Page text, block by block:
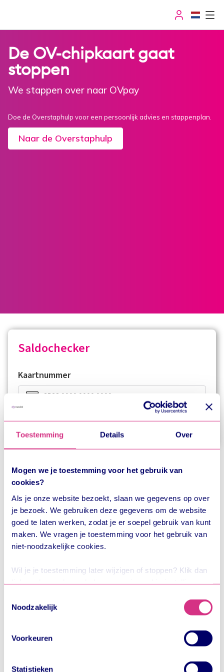
Toestemming Details Over
Mogen we je toestemming voor het gebruik van
cookies?
Als je onze website bezoekt, slaan we gegevens op over
je bezoek. We gebruiken deze gegevens om de website
goed te laten werken, zodat je er soepel gebruik van kunt
maken. We vragen je toestemming voor het gebruik van
niet-noodzakelijke cookies.
Wil je je toestemming later wijzigen of stoppen? Klik dan
chipkaart en OVpay. In onze
lees je
hoe we omgaan met je persoonlijke gegevens. Hier lees
je ook meer over wie we zijn en hoe je contact kunt
opnemen.
Noodzakelijk
Voorkeuren
Statistieken
OV-chipkaart
Servicepuntenzoeker
Saldo
Service & contact
User Menu
De OV-chipkaart gaat
stoppen
We stappen over naar OVpay
Doe de Overstaphulp voor een persoonlijk advies en stappenplan.
Naar de Overstaphulp
Saldochecker
Kaartnummer
Direct regelen
Saldo terugvragen
Kaart vervangen of beëindigen
Gemiste in- of uitcheck aanpassen
Overstappen naar OVpay
Gebruik je je OV-chipkaart niet meer of is deze
vraag dit terug.